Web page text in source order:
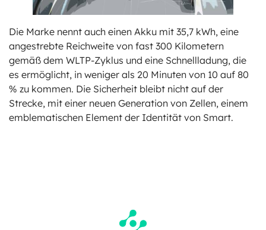
Die Marke nennt auch einen Akku mit 35,7 kWh, eine
angestrebte Reichweite von fast 300 Kilometern
gemäß dem WLTP-Zyklus und eine Schnellladung, die
es ermöglicht, in weniger als 20 Minuten von 10 auf 80
% zu kommen. Die Sicherheit bleibt nicht auf der
Strecke, mit einer neuen Generation von Zellen, einem
emblematischen Element der Identität von Smart.